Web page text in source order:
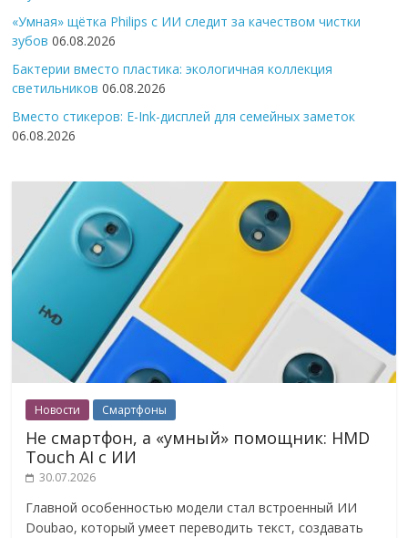
«Умная» щётка Philips с ИИ следит за качеством чистки
зубов 06.08.2026
Бактерии вместо пластика: экологичная коллекция
светильников 06.08.2026
Вместо стикеров: E-Ink-дисплей для семейных заметок
06.08.2026
Новости Смартфоны
Не смартфон, а «умный» помощник: HMD
Touch AI с ИИ
30.07.2026
Главной особенностью модели стал встроенный ИИ
Doubao, который умеет переводить текст, создавать